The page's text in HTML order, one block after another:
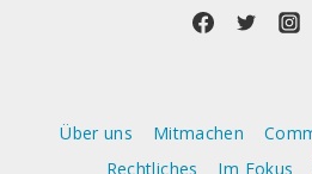
SEINE
KUNDEN
SEXUELLEN
Über uns Mitmachen
Rechtliches
Im Fokus